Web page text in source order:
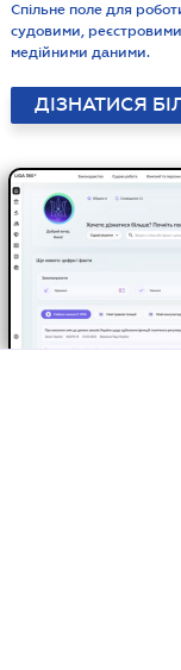
Спільне поле для
судовими,
медійними даними.
ДІЗНАТИСЯ